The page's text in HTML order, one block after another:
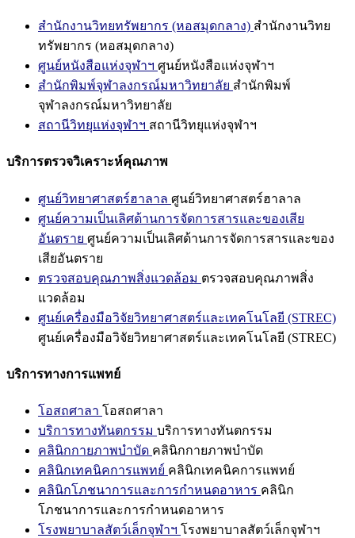
สำนักงานวิทยทรัพยากร (หอสมุดกลาง) สำนักงานวิทย
ทรัพยากร (หอสมุดกลาง)
ศูนย์หนังสือแห่งจุฬาฯ ศูนย์หนังสือแห่งจุฬาฯ
สำนักพิมพ์จุฬาลงกรณ์มหาวิทยาลัย สำนักพิมพ์
จุฬาลงกรณ์มหาวิทยาลัย
สถานีวิทยุแห่งจุฬาฯ สถานีวิทยุแห่งจุฬาฯ
บริการตรวจวิเคราะห์คุณภาพ
ศูนย์วิทยาศาสตร์ฮาลาล ศูนย์วิทยาศาสตร์ฮาลาล
ศูนย์ความเป็นเลิศด้านการจัดการสารและของเสีย
อันตราย ศูนย์ความเป็นเลิศด้านการจัดการสารและของ
เสียอันตราย
ตรวจสอบคุณภาพสิ่งแวดล้อม ตรวจสอบคุณภาพสิ่ง
แวดล้อม
ศูนย์เครื่องมือวิจัยวิทยาศาสตร์และเทคโนโลยี (STREC)
ศูนย์เครื่องมือวิจัยวิทยาศาสตร์และเทคโนโลยี (STREC)
บริการทางการแพทย์
โอสถศาลา โอสถศาลา
บริการทางทันตกรรม บริการทางทันตกรรม
คลินิกกายภาพบำบัด คลินิกกายภาพบำบัด
คลินิกเทคนิคการแพทย์ คลินิกเทคนิคการแพทย์
คลินิกโภชนาการและการกำหนดอาหาร คลินิก
โภชนาการและการกำหนดอาหาร
โรงพยาบาลสัตว์เล็กจุฬาฯ โรงพยาบาลสัตว์เล็กจุฬาฯ